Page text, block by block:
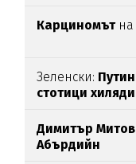
Карциномът
Зеленски: Путин
стотици хиляди
Димитър Митов
Абърдийн